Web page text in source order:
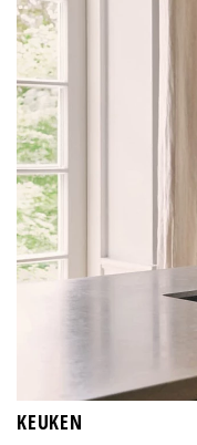
KEUKEN